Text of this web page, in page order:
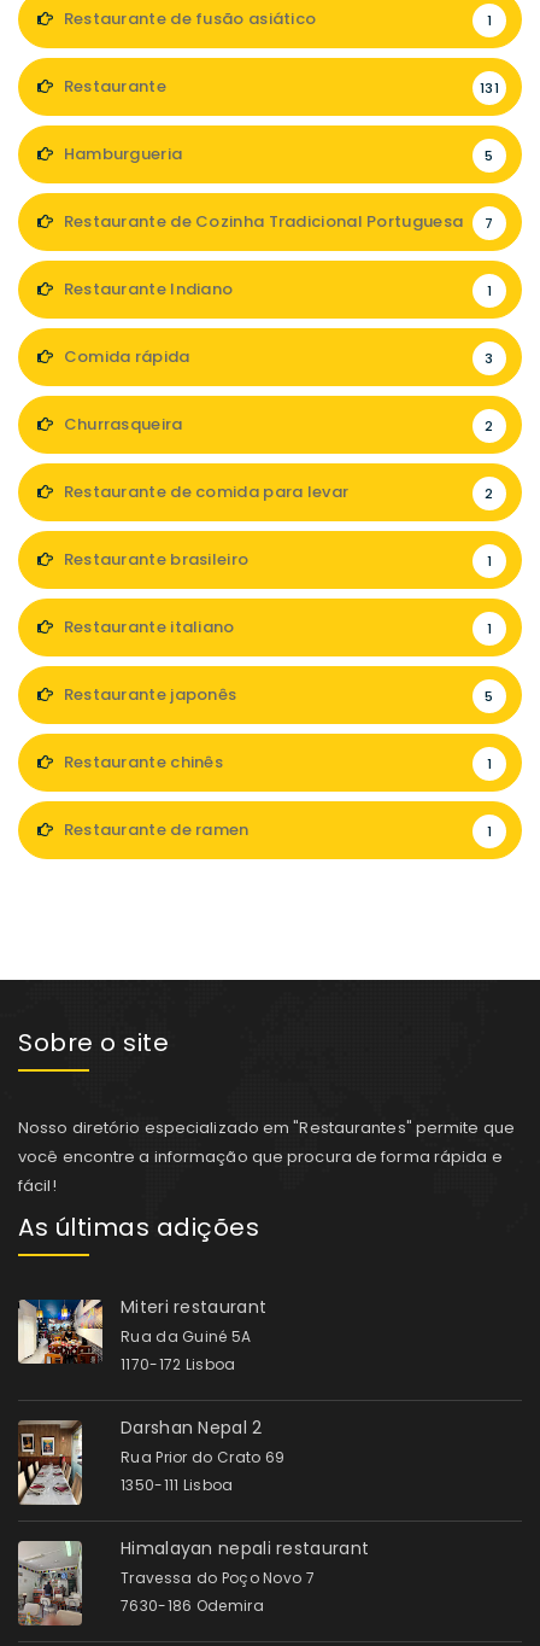
Restaurante de fusão asiático 1
Restaurante 131
Hamburgueria 5
Restaurante de Cozinha Tradicional Portuguesa 7
Restaurante Indiano 1
Comida rápida 3
Churrasqueira 2
Restaurante de comida para levar 2
Restaurante brasileiro 1
Restaurante italiano 1
Restaurante japonês 5
Restaurante chinês 1
Restaurante de ramen 1
Sobre o site
Nosso diretório especializado em "Restaurantes" permite que
você encontre a informação que procura de forma rápida e
fácil!
As últimas adições
Miteri restaurant
Rua da Guiné 5A
1170-172 Lisboa
Darshan Nepal 2
Rua Prior do Crato 69
1350-111 Lisboa
Himalayan nepali restaurant
Travessa do Poço Novo 7
7630-186 Odemira